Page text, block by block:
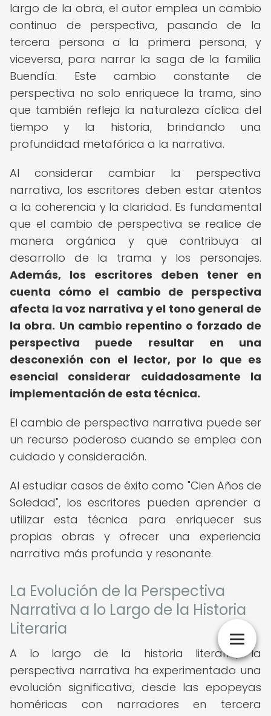
largo de la obra, el autor emplea un cambio
continuo de perspectiva, pasando de la
tercera persona a la primera persona, y
viceversa, para narrar la saga de la familia
Buendía. Este cambio constante de
perspectiva no solo enriquece la trama, sino
que también refleja la naturaleza cíclica del
tiempo y la historia, brindando una
profundidad metafórica a la narrativa.
Al considerar cambiar la perspectiva
narrativa, los escritores deben estar atentos
a la coherencia y la claridad. Es fundamental
que el cambio de perspectiva se realice de
manera orgánica y que contribuya al
desarrollo de la trama y los personajes.
Además, los escritores deben tener en
cuenta cómo el cambio de perspectiva
afecta la voz narrativa y el tono general de
la obra. Un cambio repentino o forzado de
perspectiva puede resultar en una
desconexión con el lector, por lo que es
esencial considerar cuidadosamente la
implementación de esta técnica.
El cambio de perspectiva narrativa puede ser
un recurso poderoso cuando se emplea con
cuidado y consideración.
Al estudiar casos de éxito como "Cien Años de
Soledad", los escritores pueden aprender a
utilizar esta técnica para enriquecer sus
propias obras y ofrecer una experiencia
narrativa más profunda y resonante.
La Evolución de la Perspectiva
Narrativa a lo Largo de la Historia
Literaria
A lo largo de la historia literaria, la
perspectiva narrativa ha experimentado una
evolución significativa, desde las epopeyas
homéricas con narradores en tercera